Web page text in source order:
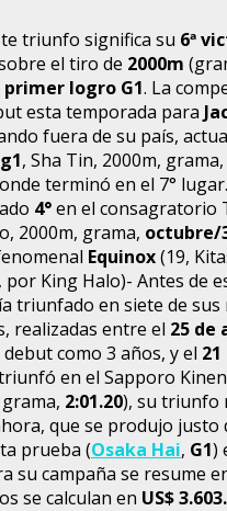
triunfo significa su 6ª
el tiro de 2000m
primer logro G1. La
esta temporada para
fuera de su país,
g1, Sha Tin, 2000m, grama,
terminó en el 7°
4°en el consagratorio
2000m, grama, octubre/
Equinox(19,
por King Halo)- Antes de
triunfado en siete de sus
realizadas entre el 25 de
debut como 3 años, y el
en el Sapporo
2:01.20), su triunfo
que se produjo justo
prueba (Osaka Hai, G1)
su campaña se resume
se calculan en US$